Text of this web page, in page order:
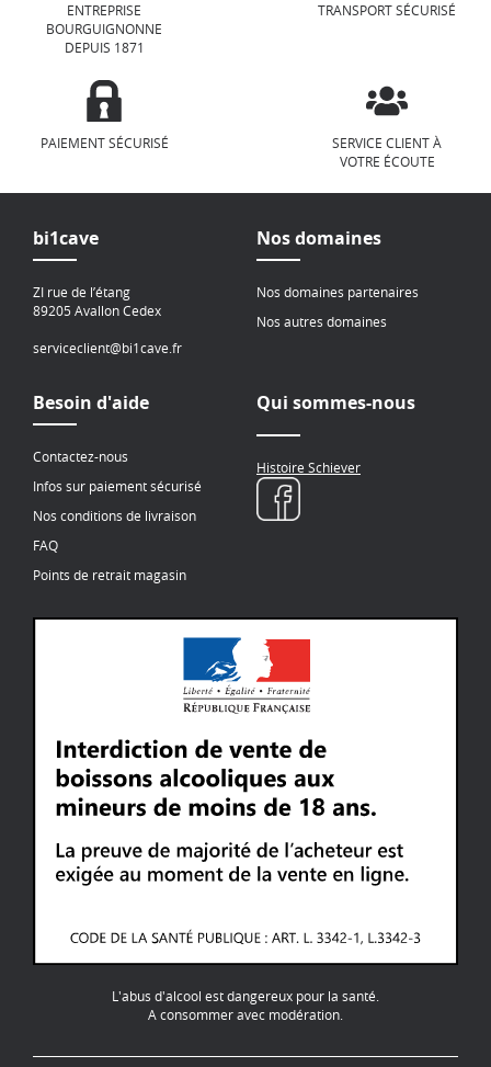
ENTREPRISE
BOURGUIGNONNE
DEPUIS 1871
TRANSPORT SÉCURISÉ
PAIEMENT SÉCURISÉ
SERVICE CLIENT À
VOTRE ÉCOUTE
bi1cave
ZI rue de l’étang
89205 Avallon Cedex
serviceclient@bi1cave.fr
Nos domaines
Nos domaines partenaires
Nos autres domaines
Besoin d'aide
Contactez-nous
Infos sur paiement sécurisé
Nos conditions de livraison
FAQ
Points de retrait magasin
Qui sommes-nous
Histoire Schiever
L'abus d'alcool est dangereux pour la santé.
A consommer avec modération.